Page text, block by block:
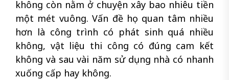
không còn nằm ở chuyện xây bao nhiêu tiền
một mét vuông. Vấn đề họ quan tâm nhiều
hơn là công trình có phát sinh quá nhiều
không, vật liệu thi công có đúng cam kết
không và sau vài năm sử dụng nhà có nhanh
xuống cấp hay không.